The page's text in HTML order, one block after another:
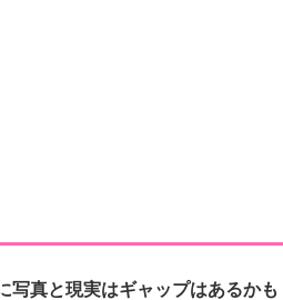
写真と現実はギャップはあるかも